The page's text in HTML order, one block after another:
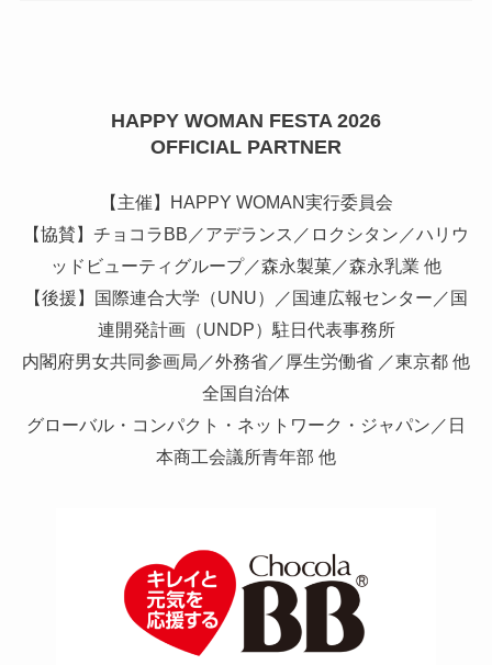
HAPPY WOMAN FESTA 2026
OFFICIAL PARTNER
【主催】HAPPY WOMAN実行委員会
【協賛】チョコラBB／アデランス／ロクシタン／ハリウ
ッドビューティグループ／森永製菓／森永乳業 他
【後援】国際連合大学（UNU）／国連広報センター／国
連開発計画（UNDP）駐日代表事務所
内閣府男女共同参画局／外務省／厚生労働省 ／東京都 他
全国自治体
グローバル・コンパクト・ネットワーク・ジャパン／日
本商工会議所青年部 他